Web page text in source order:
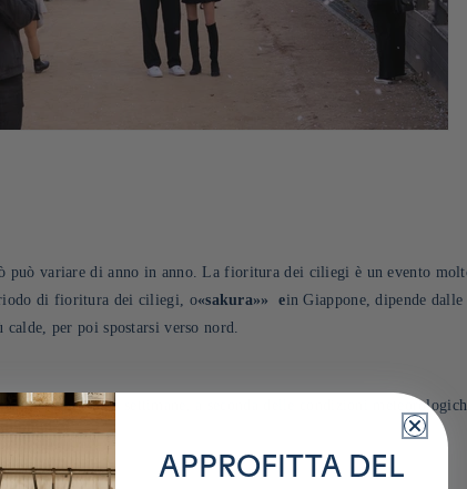
variare di anno in anno. La fioritura dei ciliegi è un evento molto
di fioritura dei ciliegi, o«sakura»» ein Giappone, dipende
per poi spostarsi verso nord.
una o due settimane, a seconda delle condizioni
fiore.
APPROFITTA DEL